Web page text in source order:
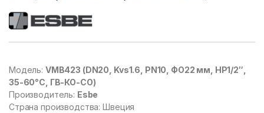
Модель: VMB423 (DN20, Kvs1.6, PN10, ФО22 мм, НР1/2″,
35-60°C, ГВ-КО-СО)
Производитель: Esbe
Страна производства:Швеция